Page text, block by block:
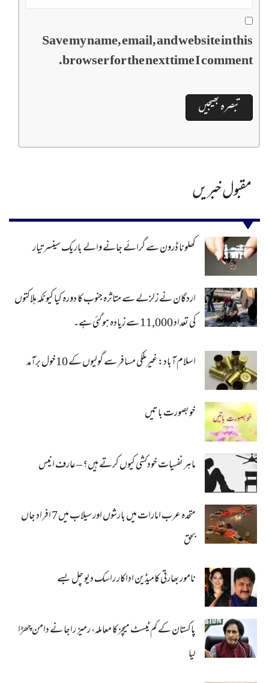
Save my name, email, and website in this
browser for the next time I comment.
مقبول خبریں
کھلونا ڈرون سے گرائے جانے والے باریک سینسر تیار
اردگان نے زلزلے سے متاثرہ جنوب کا دورہ کیا کیونکہ ہلاکتوں
کی تعداد 11,000 سے زیادہ ہو گئی ہے۔
اسلام آباد: غیرملکی مسافر سے گولیوں کے 10خول برآمد
خوبصورت باتیں
ماہر نفسیات خودکشی کیوں کرتے ہیں؟ – عارف انیس
متحدہ عرب امارات میں بارشوں اور سیلاب میں 7 افراد جاں
بحق
نامور بھارتی کامیڈین اداکار راسک دیو چل بسے
پاکستان کے کم ٹیسٹ میچز کا معاملہ، رمیز راجا نے دامن چھڑا
لیا